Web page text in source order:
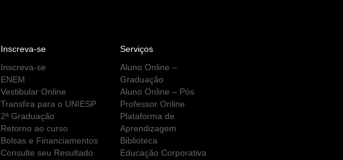
Inscreva-se
Inscreva-se
ENEM
Vestibular Online
Transfira para o UNIESP
2ª Graduação
Retorno ao curso
Bolsas e Financiamentos
Consulte seu Resultado
Serviços
Aluno Online –
Graduação
Aluno Online – Pós
Professor Online
Plataforma de
Aprendizagem
Biblioteca
Educação Corporativa